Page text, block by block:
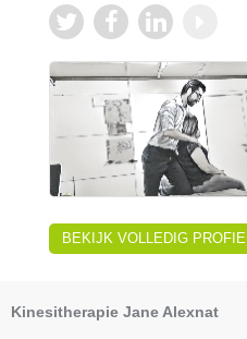
BEKIJK VOLLEDIG PROFIEL
Kinesitherapie Jane Alexnat